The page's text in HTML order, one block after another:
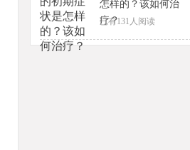
怎样的？该如何治
疗？
已有131 人阅读